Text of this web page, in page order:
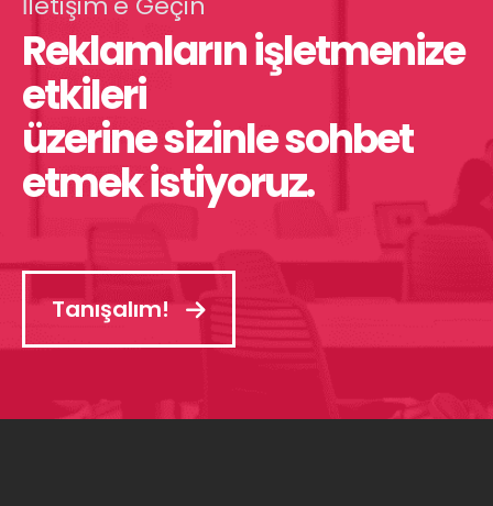
Reklamların işletmenize
etkileri
üzerine sizinle sohbet
etmek istiyoruz.
Tanışalım!